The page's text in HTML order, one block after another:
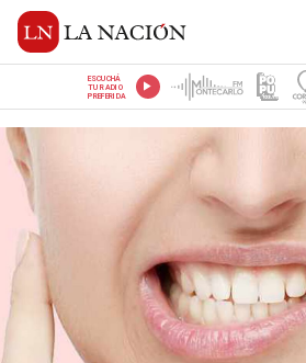
ESCUCHÁ
TU RADIO
PREFERIDA